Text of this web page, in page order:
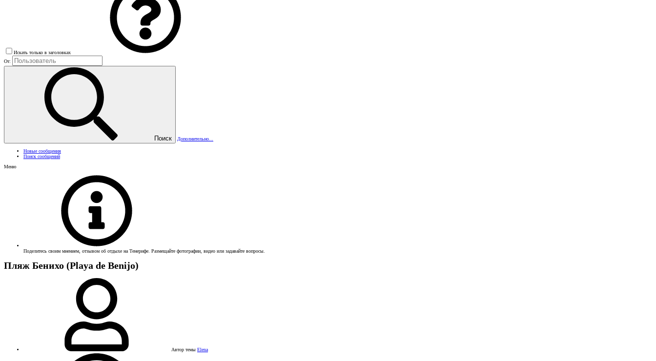
Искать только в заголовках
От:
Поиск Дополнительно...
Новые сообщения
Поиск сообщений
Меню
Поделитесь своим мнением, отзывом об отдыхе на Тенерифе. Размещайте фотографии, видео или задавайте вопросы.
Пляж Бенихо (Playa de Benijo)
Автор темы Elena